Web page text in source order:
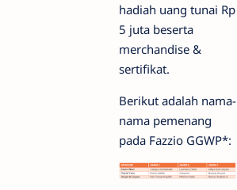
hadiah uang tunai Rp
5 juta beserta
merchandise &
sertifikat.
Berikut adalah nama-
nama pemenang
pada Fazzio GGWP*: